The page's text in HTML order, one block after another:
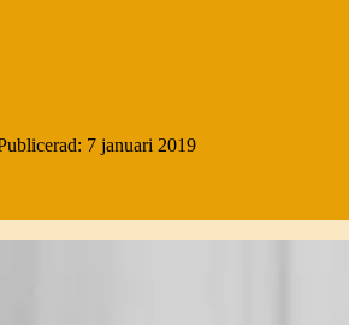
7 januari 2019